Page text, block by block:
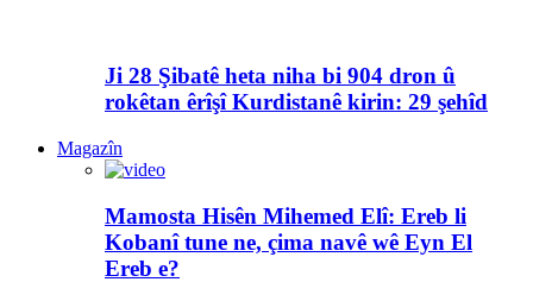
Ji 28 Şibatê heta niha bi 904 dron û
rokêtan êrîşî Kurdistanê kirin: 29 şehîd
Magazîn
Mamosta Hisên Mihemed Elî: Ereb li
Kobanî tune ne, çima navê wê Eyn El
Ereb e?